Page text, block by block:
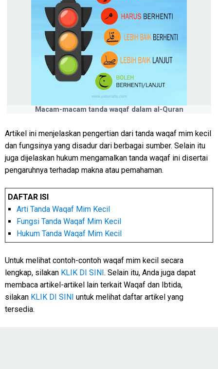
Macam-macam tanda waqaf dalam al-Quran
Artikel ini menjelaskan pengertian dari tanda waqaf mim kecil
dan fungsinya yang disadur dari berbagai sumber. Selain itu
juga dijelaskan hukum mengamalkan tanda waqaf ini disertai
pengaruhnya terhadap makna atau pemahaman.
DAFTAR ISI
Arti Tanda Waqaf Mim Kecil
Fungsi Tanda Waqaf Mim Kecil
Hukum Tanda Waqaf Mim Kecil
Untuk melihat contoh-contoh waqaf mim kecil secara
lengkap, silakan KLIK DI SINI. Selain itu, Anda juga dapat
membaca artikel-artikel lain terkait Waqaf dan Ibtida,
silakan KLIK DI SINI untuk melihat daftar artikel yang
tersedia.